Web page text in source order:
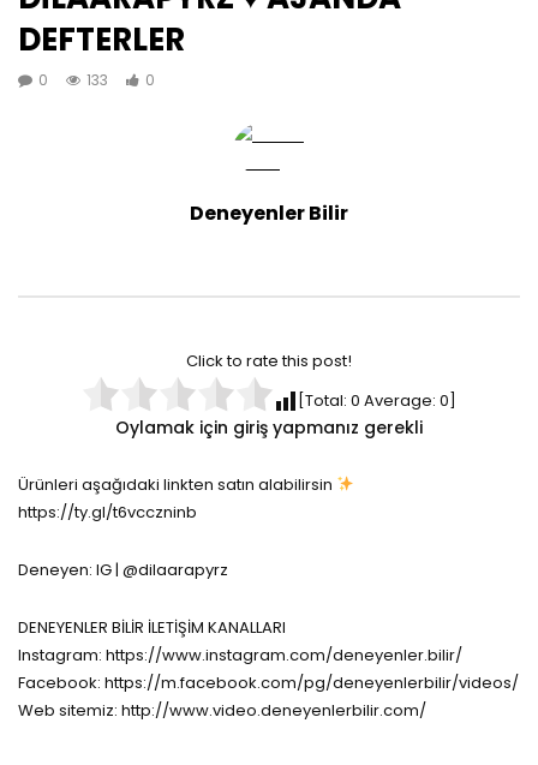
DEFTERLER
0 133 0
Deneyenler Bilir
Click to rate this post!
[Total: 0 Average: 0]
Oylamak için giriş yapmanız gerekli
Ürünleri aşağıdaki linkten satın alabilirsin
https://ty.gl/t6vcczninb
Deneyen: IG | @dilaarapyrz
DENEYENLER BİLİR İLETİŞİM KANALLARI
Instagram: https://www.instagram.com/deneyenler.bilir/
Facebook: https://m.facebook.com/pg/deneyenlerbilir/videos/
Web sitemiz: http://www.video.deneyenlerbilir.com/